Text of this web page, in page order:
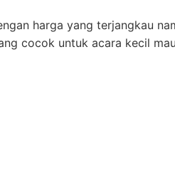
harga yang terjangkau
cocok untuk acara kecil